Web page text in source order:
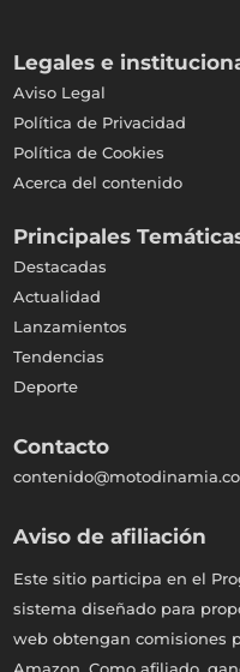
Legales e
Aviso Legal
Política de Privacidad
Política de Cookies
Acerca del contenido
Principales
Destacadas
Actualidad
Lanzamientos
Tendencias
Deporte
Contacto
Aviso de afiliación
Este sitio participa en el
sistema diseñado para
web obtengan comisiones